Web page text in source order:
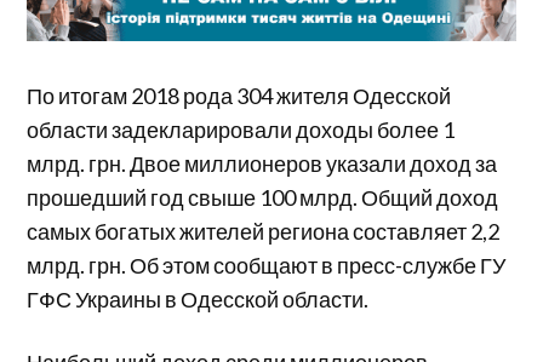
По итогам 2018 рода 304 жителя Одесской
области задекларировали доходы более 1
млрд. грн. Двое миллионеров указали доход за
прошедший год свыше 100 млрд. Общий доход
самых богатых жителей региона составляет 2,2
млрд. грн. Об этом сообщают в пресс-службе ГУ
ГФС Украины в Одесской области.